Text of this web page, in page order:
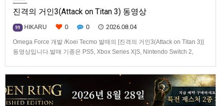
진격의 거인3(Attack on Titan 3) 동영상
99 HIKARU 0 0 2026.08.04
Omega Force 개발 /Koei Tecmo 발매의 [진격의 거인3(Attack on Titan 3)]
동영상입니다.발매 기종은 PS5, Xbox Series X|S, Nintendo Switch 2,